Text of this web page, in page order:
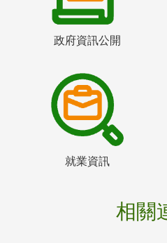
政府資訊公開
就業資訊
相關